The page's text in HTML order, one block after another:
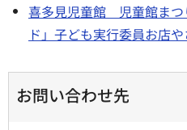
喜多見児童館 児童館まつ
ド」子ども実行委員お店
お問い合わせ先